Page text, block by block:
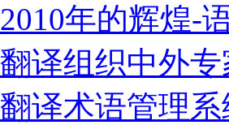
年的辉煌-
译组织中外
译术语管理